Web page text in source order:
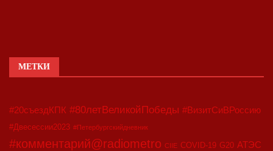
МЕТКИ
#20съездКПК #80летВеликойПобеды #ВизитСиВРоссию
#Двесессии2023 #Петербургскийдневник
#комментарий@radiometro CIIE COVID-19 G20 АТЭС